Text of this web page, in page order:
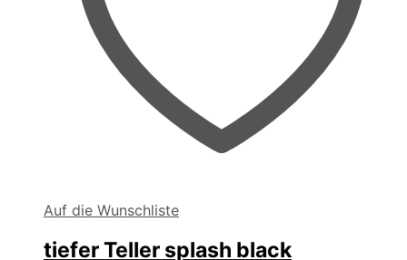
Auf die Wunschliste
tiefer Teller splash black